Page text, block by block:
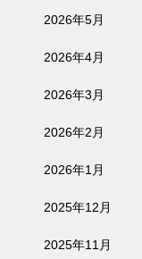
2026年5月
2026年4月
2026年3月
2026年2月
2026年1月
2025年12月
2025年11月